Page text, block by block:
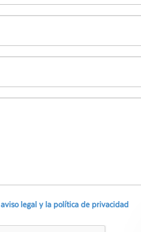
aviso legal y la política de privacidad